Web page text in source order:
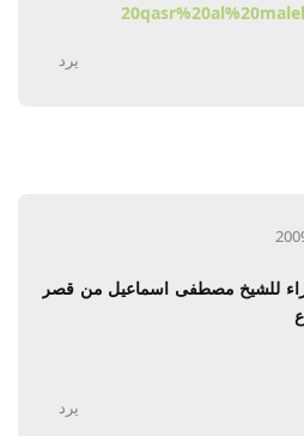
يرد
للشيخ مصطفى اسماعيل من قصر
يرد